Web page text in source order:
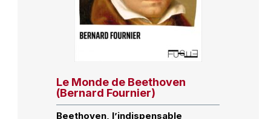
Le Monde de Beethoven
(Bernard Fournier)
Beethoven, l’indispensable